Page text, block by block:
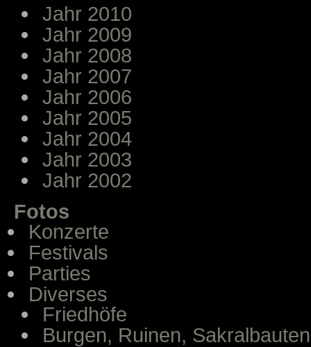
Jahr 2010
Jahr 2009
Jahr 2008
Jahr 2007
Jahr 2006
Jahr 2005
Jahr 2004
Jahr 2003
Jahr 2002
Fotos
Konzerte
Festivals
Parties
Diverses
Friedhöfe
Burgen, Ruinen, Sakralbauten